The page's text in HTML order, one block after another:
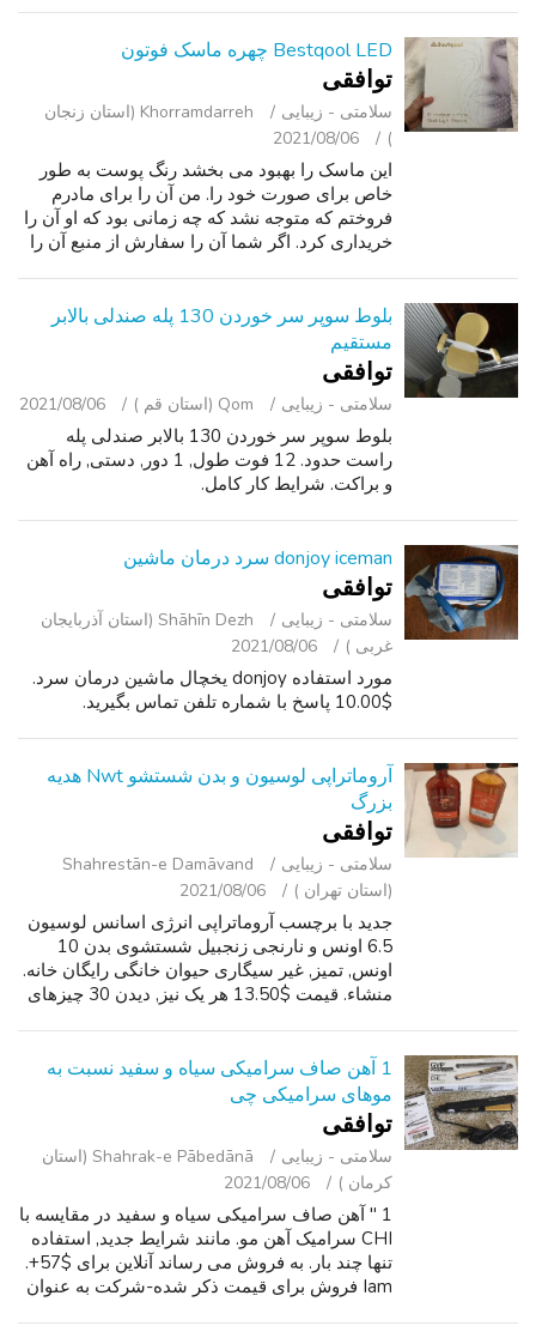
Bestqool LED چهره ماسک فوتون
توافقی
سلامتی - زیبایی
Khorramdarreh (استان زنجان
)
2021/08/06
این ماسک را بهبود می بخشد رنگ پوست به طور
خاص برای صورت خود را. من آن را برای مادرم
فروختم که متوجه نشد که چه زمانی بود که او آن را
خریداری کرد. اگر شما آن را سفارش از منبع آن را
بلوط سوپر سر خوردن 130 پله صندلی بالابر
مستقیم
توافقی
سلامتی - زیبایی Qom (استان قم ) 2021/08/06
بلوط سوپر سر خوردن 130 بالابر صندلی پله
راست حدود. 12 فوت طول, 1 دور, دستی, راه آهن
و براکت. شرایط کار کامل.
donjoy iceman سرد درمان ماشین
توافقی
سلامتی - زیبایی
Shāhīn Dezh (استان آذربایجان
غربی )
2021/08/06
مورد استفاده donjoy یخچال ماشین درمان سرد.
$10.00 پاسخ با شماره تلفن تماس بگیرید.
آروماتراپی لوسیون و بدن شستشو Nwt هدیه
بزرگ
توافقی
سلامتی - زیبایی
Shahrestān-e Damāvand
(استان تهران )
2021/08/06
جدید با برچسب آروماتراپی انرژی اسانس لوسیون
6.5 اونس و نارنجی زنجبیل شستشوی بدن 10
اونس, تمیز, غیر سیگاری حیوان خانگی رایگان خانه.
منشاء. قیمت $13.50 هر یک نیز, دیدن 30 چیزهای
1 آهن صاف سرامیکی سیاه و سفید نسبت به
موهای سرامیکی چی
توافقی
سلامتی - زیبایی
Shahrak-e Pābedānā (استان
کرمان )
2021/08/06
1 " آهن صاف سرامیکی سیاه و سفید در مقایسه با
CHI سرامیک آهن مو. مانند شرایط جدید, استفاده
تنها چند بار. به فروش می رساند آنلاین برای $57+.
Iam فروش برای قیمت ذکر شده-شرکت به عنوان